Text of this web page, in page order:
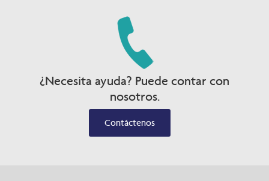
¿Necesita ayuda? Puede contar con
nosotros.
Contáctenos